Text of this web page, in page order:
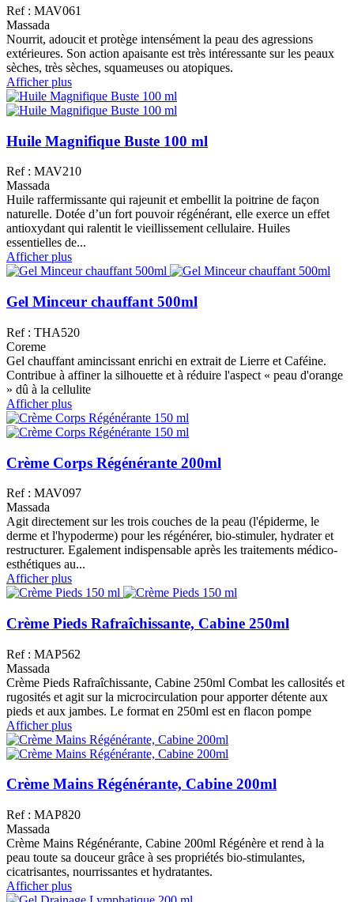
Ref : MAV061
Massada
Nourrit, adoucit et protège intensément la peau des agressions
extérieures. Son action apaisante est très intéressante sur les peaux
sèches, très sèches, squameuses ou atopiques.
Afficher plus
Huile Magnifique Buste 100 ml
Ref : MAV210
Massada
Huile raffermissante qui rajeunit et embellit la poitrine de façon
naturelle. Dotée d’un fort pouvoir régénérant, elle exerce un effet
antioxydant qui ralentit le vieillissement cellulaire. Huiles
essentielles de...
Afficher plus
Gel Minceur chauffant 500ml
Ref : THA520
Coreme
Gel chauffant amincissant enrichi en extrait de Lierre et Caféine.
Contribue à affiner la silhouette et à réduire l'aspect « peau d'orange
» dû à la cellulite
Afficher plus
Crème Corps Régénérante 200ml
Ref : MAV097
Massada
Agit directement sur les trois couches de la peau (l'épiderme, le
derme et l'hypoderme) pour les régénérer, bio-stimuler, hydrater et
restructurer. Egalement indispensable après les traitements médico-
esthétiques au...
Afficher plus
Crème Pieds Rafraîchissante, Cabine 250ml
Ref : MAP562
Massada
Crème Pieds Rafraîchissante, Cabine 250ml Combat les callosités et
rugosités et agit sur la microcirculation pour apporter détente aux
pieds et aux jambes. Le format en 250ml est en flacon pompe
Afficher plus
Crème Mains Régénérante, Cabine 200ml
Ref : MAP820
Massada
Crème Mains Régénérante, Cabine 200ml Régénère et rend à la
peau toute sa douceur grâce à ses propriétés bio-stimulantes,
cicatrisantes, nourrissantes et hydratantes.
Afficher plus